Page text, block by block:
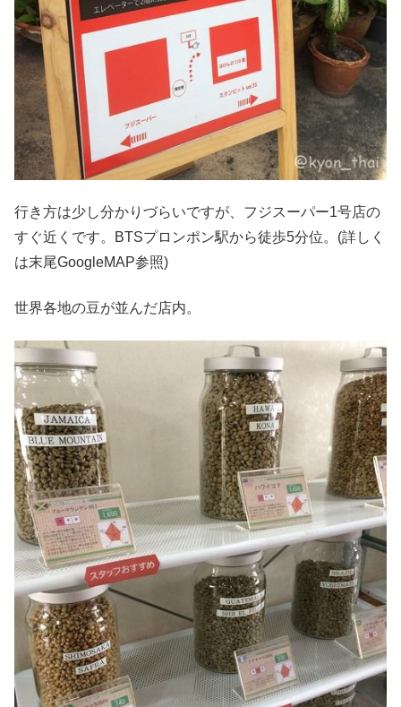
行き方は少し分かりづらいですが、フジスーパー1号店の
すぐ近くです。BTSプロンポン駅から徒歩5分位。(詳しく
は末尾GoogleMAP参照)
世界各地の豆が並んだ店内。